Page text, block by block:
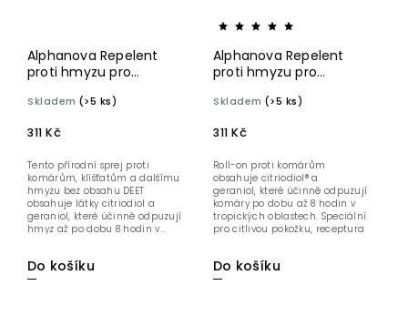
Alphanova Repelent
proti hmyzu pro
Skladem (>5 ks)
311 Kč
Do košíku
Tento přírodní sprej proti
komárům, klíšťatům a dalšímu
hmyzu bez obsahu DEET
obsahuje látky citriodiol a
geraniol, které účinně odpuzují
hmyz až po dobu 8 hodin v...
Alphanova Repelent
proti hmyzu pro
50
Skladem (>5 ks)
311 Kč
Do košíku
Roll-on proti komárům
obsahuje citriodiol® a
geraniol, které účinně odpuzují
komáry po dobu až 8 hodin v
tropických oblastech. Speciální
pro citlivou pokožku, receptura